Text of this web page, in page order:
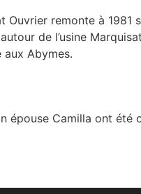
remonte à
de l’usine
Abymes.
épouse Camilla ont